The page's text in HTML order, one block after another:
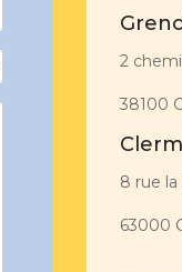
2
38100
8 rue la
63000